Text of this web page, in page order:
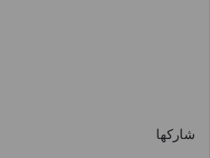
شاركها